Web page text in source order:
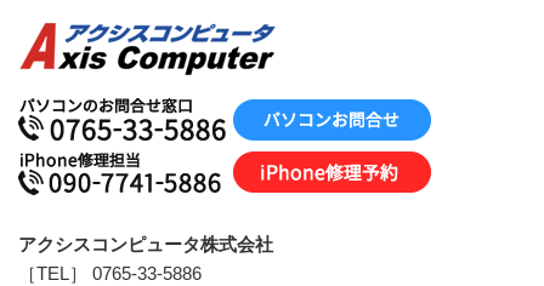
アクシスコンピュータ株式会社
［TEL］ 0765-33-5886